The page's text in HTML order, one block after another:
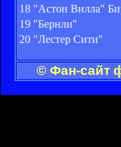
18 "Астон Вилла"
19 "Бернли"
20 "Лестер Сити"
© Фан-сайт